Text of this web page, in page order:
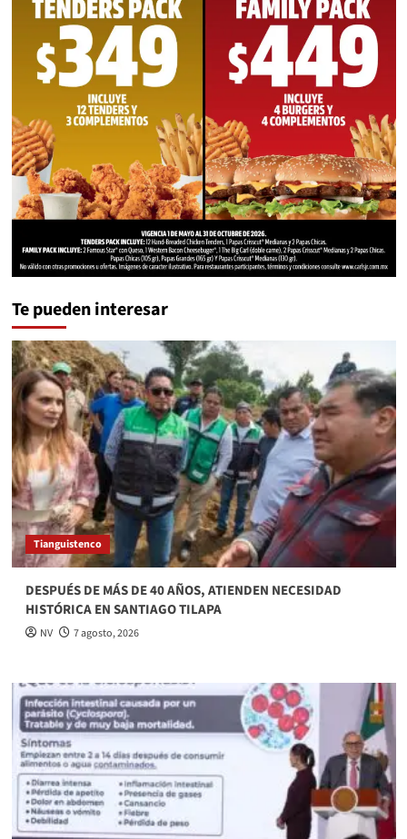
Te pueden interesar
Tianguistenco
DESPUÉS DE MÁS DE 40 AÑOS, ATIENDEN NECESIDAD
HISTÓRICA EN SANTIAGO TILAPA
NV 7 agosto, 2026